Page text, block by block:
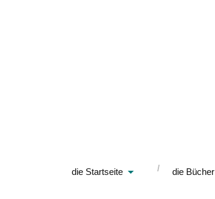
die Startseite die Bücher